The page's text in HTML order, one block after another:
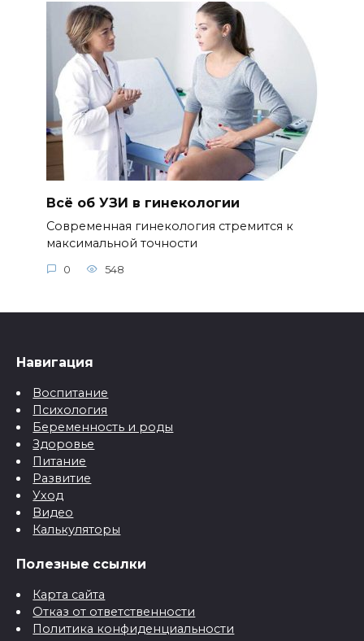
Всё об УЗИ в гинекологии
Современная гинекология стремится к
максимальной точности
0 548
Навигация
Воспитание
Психология
Беременность и роды
Здоровье
Питание
Развитие
Уход
Видео
Калькуляторы
Полезные ссылки
Карта сайта
Отказ от ответственности
Политика конфиденциальности